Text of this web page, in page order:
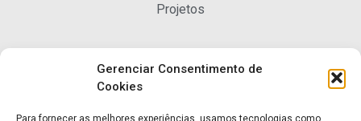
Gerenciar Consentimento de
Cookies
Para fornecer as melhores experiências, usamos tecnologias como
Projetos
Carreiras